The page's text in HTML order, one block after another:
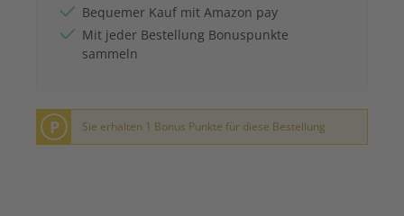
Bequemer Kauf mit Amazon pay
Mit jeder Bestellung Bonuspunkte
sammeln
P Sie erhalten 1 Bonus Punkte für diese Bestellung